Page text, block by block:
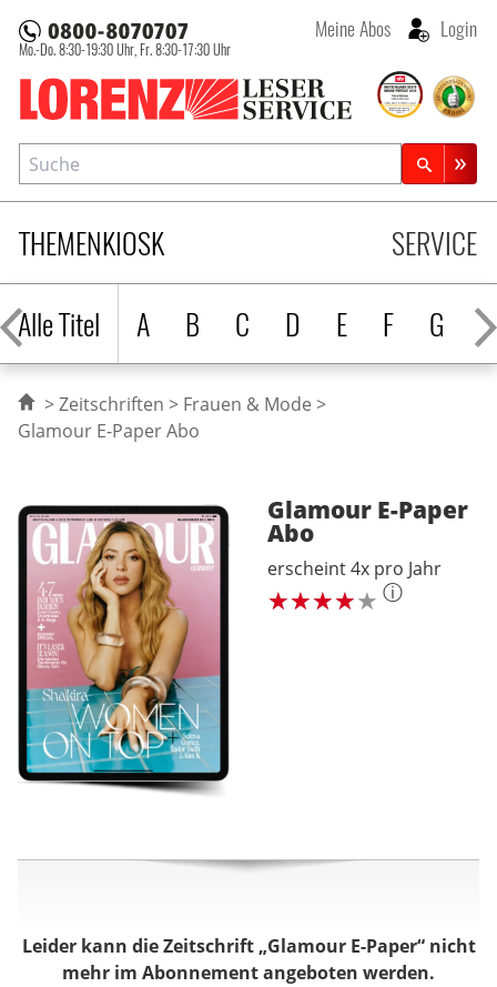
Lorenz Leserservice
Mo.-Do. 8:30-19:30 Uhr, Fr. 8:30-17:30 Uhr
Meine Abos Login
THEMENKIOSK
Alle Titel
A B C D E F G H
SERVICE
Suche
Zeitschriftensuche
Zeitschriften
Frauen & Mode
Glamour E-Paper Abo
Glamour E-Paper
Abo
erscheint 4x pro Jahr
ⓘ
Leider kann die Zeitschrift „Glamour E-Paper“ nicht
mehr im Abonnement angeboten werden.